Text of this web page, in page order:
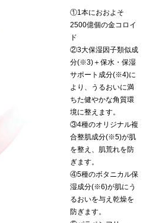
①1本におおよそ
2500億個の金コロイ
ド
②3大保湿因子類似成
分(※3)＋保水・保湿
サポート成分(※4)に
より、うるおいに満
ちた健やかな角質環
境に整えます。
③4種のオリジナル複
合整肌成分(※5)が肌
を整え、肌荒れを防
ぎます。
④5種のボタニカル保
湿成分(※6)が肌にう
るおいを与え乾燥を
防ぎます。